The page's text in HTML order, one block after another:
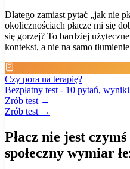
Dlatego zamiast pytać „jak nie
okolicznościach płacze mi się
się gorzej? To bardziej
kontekst, a nie na samo
Czy pora na terapię?
Bezpłatny test - 10 pytań,
Zrób test →
Zrób test →
Płacz nie jest
społeczny wymiar